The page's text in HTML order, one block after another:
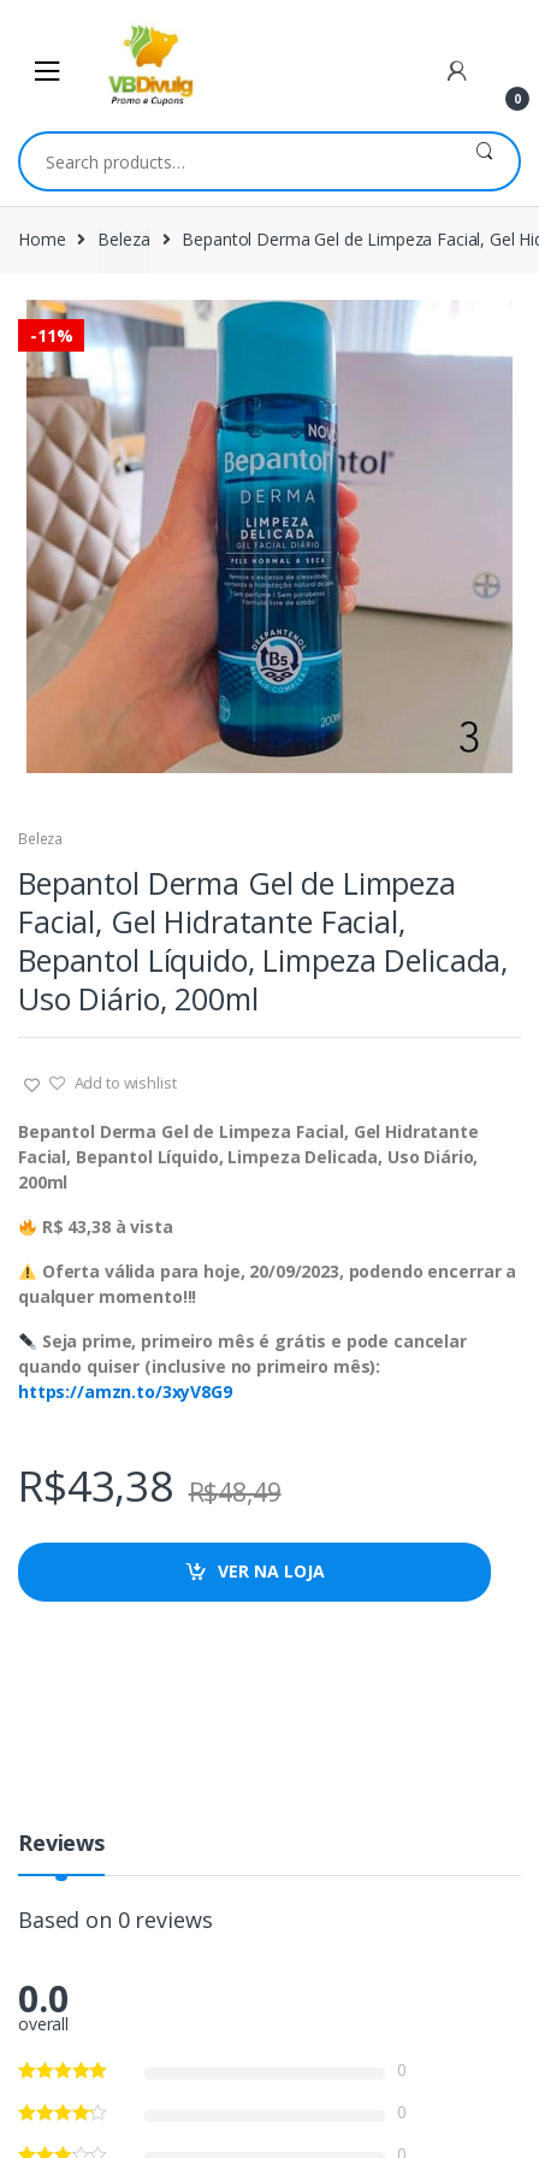
navigation
content
0
Search
for:
Home Beleza Bepantol Derma Gel de Limpeza Facial, Gel
-11%
Beleza
Bepantol Derma Gel de Limpeza
Facial, Gel Hidratante Facial,
Bepantol Líquido, Limpeza Delicada,
Uso Diário, 200ml
Add to wishlist
Bepantol Derma Gel de Limpeza Facial, Gel Hidratante
Facial, Bepantol Líquido, Limpeza Delicada, Uso Diário,
200ml
R$ 43,38 à vista
Oferta válida para hoje, 20/09/2023, podendo encerrar a
qualquer momento!!!
Seja prime, primeiro mês é grátis e pode cancelar
quando quiser (inclusive no primeiro mês):
https://amzn.to/3xyV8G9
R$43,38 R$48,49
VER NA LOJA
Reviews
Based on 0 reviews
0.0
overall
0
0